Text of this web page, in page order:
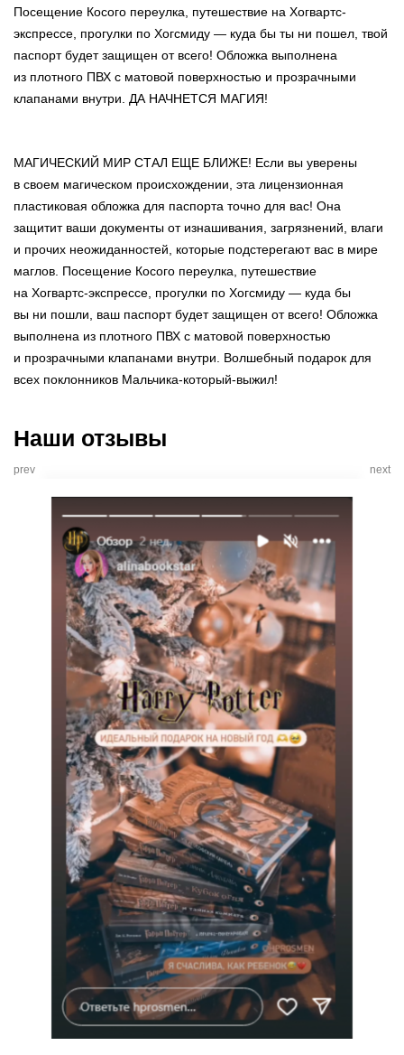
Посещение Косого переулка, путешествие на Хогвартс-
экспрессе, прогулки по Хогсмиду — куда бы ты ни пошел, твой
паспорт будет защищен от всего! Обложка выполнена
из плотного ПВХ с матовой поверхностью и прозрачными
клапанами внутри. ДА НАЧНЕТСЯ МАГИЯ!
МАГИЧЕСКИЙ МИР СТАЛ ЕЩЕ БЛИЖЕ! Если вы уверены
в своем магическом происхождении, эта лицензионная
пластиковая обложка для паспорта точно для вас! Она
защитит ваши документы от изнашивания, загрязнений, влаги
и прочих неожиданностей, которые подстерегают вас в мире
маглов. Посещение Косого переулка, путешествие
на Хогвартс-экспрессе, прогулки по Хогсмиду — куда бы
вы ни пошли, ваш паспорт будет защищен от всего! Обложка
выполнена из плотного ПВХ с матовой поверхностью
и прозрачными клапанами внутри. Волшебный подарок для
всех поклонников Мальчика-который-выжил!
Наши отзывы
prev next